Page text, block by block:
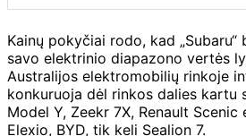
Kainų pokyčiai rodo, kad
savo elektrinio diapazono vertės
Australijos elektromobilių rinkoje
konkuruoja dėl rinkos dalies kartu
Model Y, Zeekr 7X, Renault Scenic
Elexio, BYD, tik keli Sealion 7.